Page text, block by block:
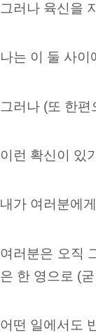
그러나 육신을
나는 이 둘 사이
그러나 (또 한
이런 확신이 있
내가 여러분에
여러분은 오직
은 한 영으로 (
어떤 일에서도